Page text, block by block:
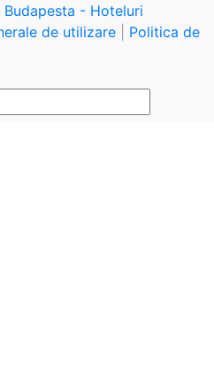
- Hoteluri
de utilizare
Politica de